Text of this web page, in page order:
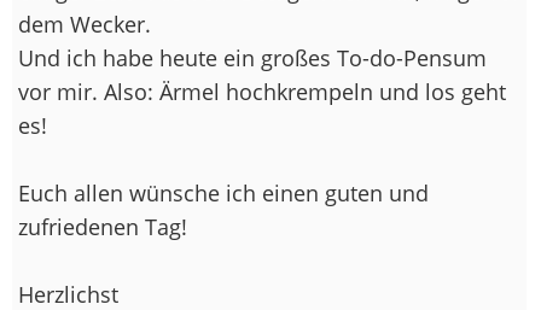
dem Wecker.
Und ich habe heute ein großes To-do-Pensum
vor mir. Also: Ärmel hochkrempeln und los geht
es!
Euch allen wünsche ich einen guten und
zufriedenen Tag!
Herzlichst